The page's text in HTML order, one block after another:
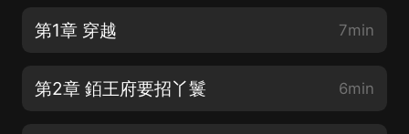
第1章 穿越 7min
第2章 銆王府要招丫鬟 6min